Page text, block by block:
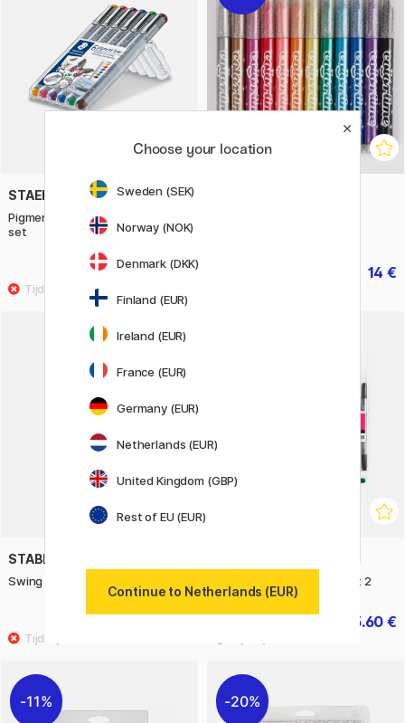
STAEDTLER
Pigment Liner Color 0,3 mm 6-
set
26.90 € 14 €
STABILO
Swing Cool Pastel 6-pack Viltstiften Two-Tip 20-set 2
5.60 €
11% 20%
Choose your location
Sweden (SEK)
Norway (NOK)
Denmark (DKK)
Finland (EUR)
Ireland (EUR)
France (EUR)
Germany (EUR)
Netherlands (EUR)
United Kingdom (GBP)
Rest of EU (EUR)
Continue to Netherlands (EUR)